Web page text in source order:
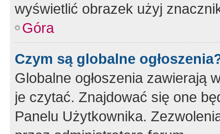
wyświetlić obrazek użyj
Góra
Czym są globalne
Globalne ogłoszenia zawierają
je czytać. Znajdować się one
Panelu Użytkownika.